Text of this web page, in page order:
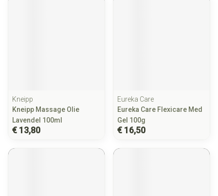
Kneipp
Kneipp Massage Olie
Lavendel 100ml
€ 13,80
Eureka Care
Eureka Care Flexicare Med
Gel 100g
€ 16,50